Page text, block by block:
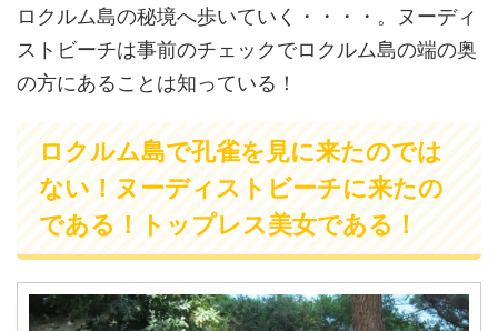
ロクルム島の秘境へ歩いていく・・・・。ヌーディ
ストビーチは事前のチェックでロクルム島の端の奥
の方にあることは知っている！
ロクルム島で孔雀を見に来たのでは
ない！ヌーディストビーチに来たの
である！トップレス美女である！